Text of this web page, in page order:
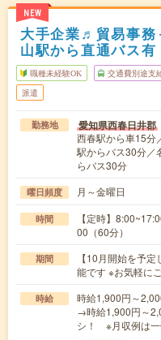
NEW
大手企業♬貿易事務
山駅から直通バス有
職種未経験OK 交通費別途支
派遣
勤務地 愛知県西春日井郡
西春駅から車15分
駅からバス30分／
らバス30分
曜日頻度 月～金曜日
時間
【定時】
00（60分）
期間
【10月開始を予
能です ※お気軽に
時給
時給1,900円～
→時給1,900円～
シ！ ※月収例は一